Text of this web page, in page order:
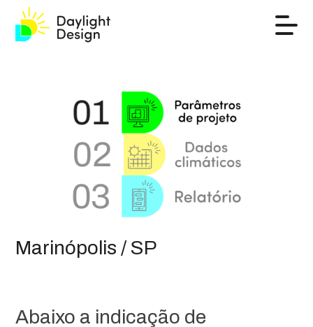
Marinópolis / SP
Abaixo a indicação de